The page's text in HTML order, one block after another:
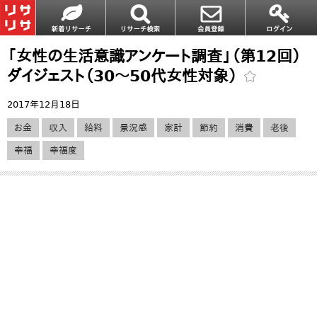
「女性の生活意識アンケート調査」（第12回）
ダイジェスト（30～50代女性対象）
2017年12月18日
お金 収入 給料 景況感 家計 節約 消費 老後
幸福 幸福度